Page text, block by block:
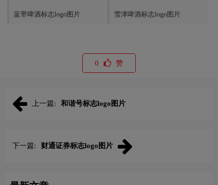
蓝带啤酒标志logo图片 雪津啤酒标志logo图片
0 赞
上一篇: 和谐号标志logo图片
下一篇: 财通证券标志logo图片